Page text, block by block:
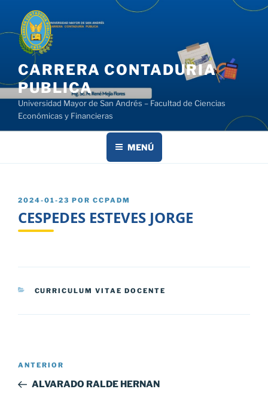
contenido
CARRERA CONTADURIA
PUBLICA
Universidad Mayor de San Andrés – Facultad de Ciencias
Económicas y Financieras
MENÚ
PUBLICADO
2024-01-23 POR CCPADM
CESPEDES ESTEVES JORGE
CATEGORÍAS
CURRICULUM VITAE DOCENTE
Navegación
entradas
Entrada
anterior:
ANTERIOR
ALVARADO RALDE HERNAN